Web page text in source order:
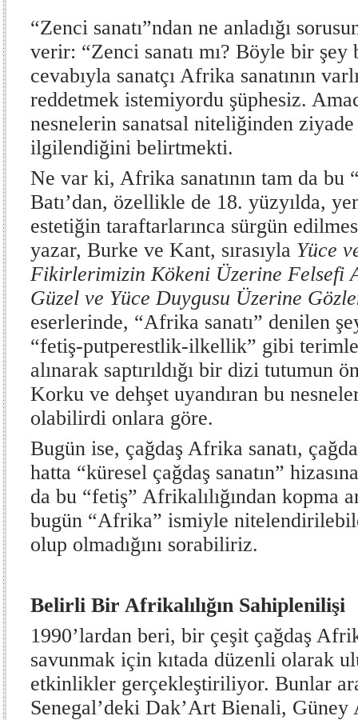
“Zenci sanatı”ndan ne anladığı
verir: “Zenci sanatı mı? Böyle bir
cevabıyla sanatçı Afrika sanatının
reddetmek istemiyordu şüphesiz.
nesnelerin sanatsal niteliğinden
ilgilendiğini belirtmekti.
Ne var ki, Afrika sanatının tam da bu
Batı’dan, özellikle de 18. yüzyılda,
estetiğin taraftarlarınca sürgün
yazar, Burke ve Kant, sırasıyla Yüce
Fikirlerimizin Kökeni Üzerine Felsefi
Güzel ve Yüce Duygusu Üzerine
eserlerinde, “Afrika sanatı” denilen
“fetiş-putperestlik-ilkellik” gibi
alınarak saptırıldığı bir dizi tutumun
Korku ve dehşet uyandıran bu
olabilirdi onlara göre.
Bugün ise, çağdaş Afrika sanatı,
hatta “küresel çağdaş sanatın”
da bu “fetiş” Afrikalılığından kopma
bugün “Afrika” ismiyle
olup olmadığını sorabiliriz.
Belirli Bir Afrikalılığın Sahiplenilişi
1990’lardan beri, bir çeşit çağdaş
savunmak için kıtada düzenli olarak
etkinlikler gerçekleştiriliyor. Bunlar
Senegal’deki Dak’Art Bienali,